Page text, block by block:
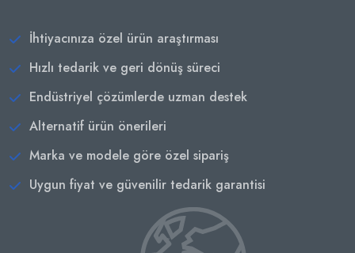
İhtiyacınıza özel ürün araştırması
Hızlı tedarik ve geri dönüş süreci
Endüstriyel çözümlerde uzman destek
Alternatif ürün önerileri
Marka ve modele göre özel sipariş
Uygun fiyat ve güvenilir tedarik garantisi